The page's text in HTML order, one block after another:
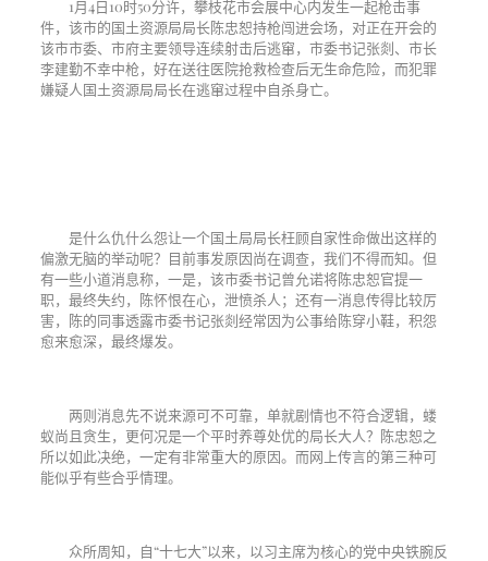
1月4日10时50分许，攀枝花市会展中心内发生一起枪击事
件，该市的国土资源局局长陈忠恕持枪闯进会场，对正在开会的
该市市委、市府主要领导连续射击后逃窜，市委书记张剡、市长
李建勤不幸中枪，好在送往医院抢救检查后无生命危险，而犯罪
嫌疑人国土资源局局长在逃窜过程中自杀身亡。
是什么仇什么怨让一个国土局局长枉顾自家性命做出这样的
偏激无脑的举动呢？目前事发原因尚在调查，我们不得而知。但
有一些小道消息称，一是，该市委书记曾允诺将陈忠恕官提一
职，最终失约，陈怀恨在心，泄愤杀人；还有一消息传得比较厉
害，陈的同事透露市委书记张剡经常因为公事给陈穿小鞋，积怨
愈来愈深，最终爆发。
两则消息先不说来源可不可靠，单就剧情也不符合逻辑，蝼
蚁尚且贪生，更何况是一个平时养尊处优的局长大人？陈忠恕之
所以如此决绝，一定有非常重大的原因。而网上传言的第三种可
能似乎有些合乎情理。
众所周知，自“十七大”以来，以习主席为核心的党中央铁腕反